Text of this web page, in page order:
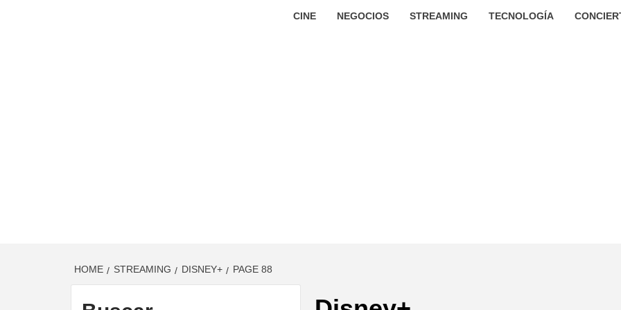
CINE NEGOCIOS STREAMING TECNOLOGÍA
HOME STREAMING DISNEY+ PAGE 88